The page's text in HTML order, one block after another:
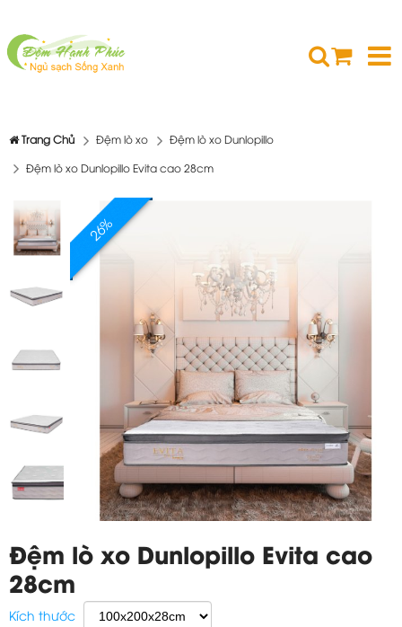
Trang Chủ Đệm lò xo
Đệm lò xo Dunlopillo
Đệm lò xo Dunlopillo Evita cao 28cm
26%
Đệm lò xo Dunlopillo Evita cao
28cm
Kích thước